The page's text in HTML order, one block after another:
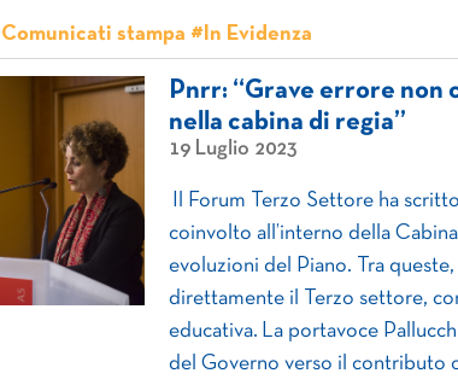
stampa #In Evidenza
Pnrr: “Grave errore non
nella cabina di regia”
19 Luglio 2023
Il Forum Terzo Settore ha
coinvolto all’interno della
evoluzioni del Piano. Tra
direttamente il Terzo settore,
educativa. La portavoce
del Governo verso il contributo